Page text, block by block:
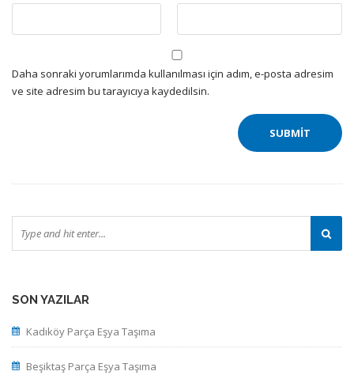
Daha sonraki yorumlarımda kullanılması için adım, e-posta adresim
ve site adresim bu tarayıcıya kaydedilsin.
SON YAZILAR
Kadıköy Parça Eşya Taşıma
Beşiktaş Parça Eşya Taşıma